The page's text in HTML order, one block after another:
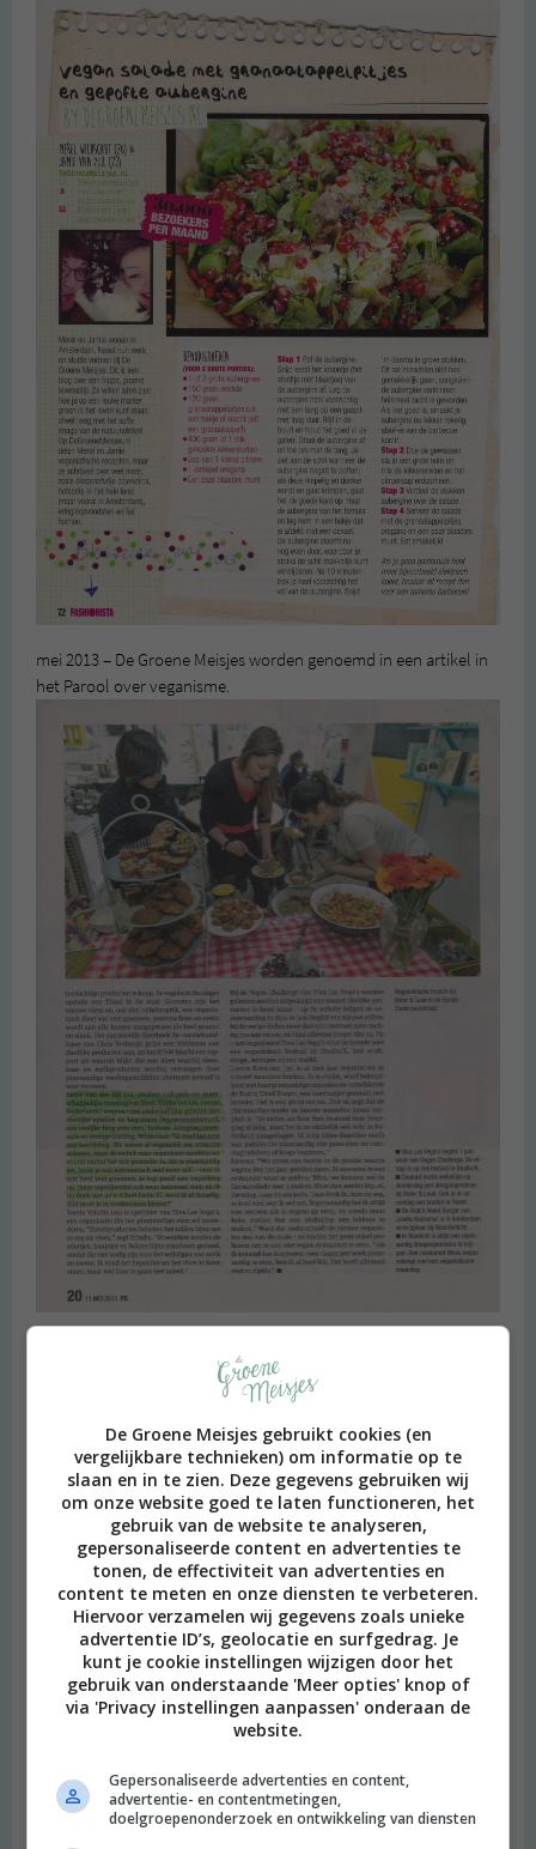
mei 2013 – De Groene Meisjes worden genoemd in een artikel in
het Parool over veganisme.
De Groene Meisjes gebruikt cookies (en
vergelijkbare technieken) om informatie op te
slaan en in te zien. Deze gegevens gebruiken wij
om onze website goed te laten functioneren, het
gebruik van de website te analyseren,
gepersonaliseerde content en advertenties te
tonen, de effectiviteit van advertenties en
content te meten en onze diensten te verbeteren.
Hiervoor verzamelen wij gegevens zoals unieke
advertentie ID’s, geolocatie en surfgedrag. Je
kunt je cookie instellingen wijzigen door het
gebruik van onderstaande 'Meer opties' knop of
via 'Privacy instellingen aanpassen' onderaan de
website.
Gepersonaliseerde advertenties en content,
advertentie- en contentmetingen,
doelgroepenonderzoek en ontwikkeling van diensten